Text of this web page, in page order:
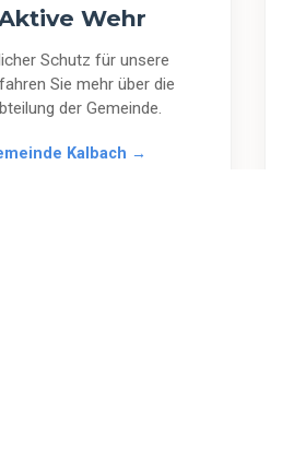
Wehr
Schutz für unsere
Sie mehr über die
der Gemeinde.
Kalbach →